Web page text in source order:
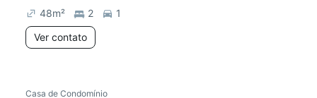
48m² 2
1
Ver contato
Casa de Condomínio